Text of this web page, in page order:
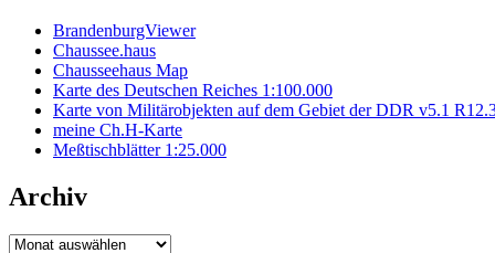
BrandenburgViewer
Chaussee.haus
Chausseehaus Map
Karte des Deutschen Reiches 1:100.000
Karte von Militärobjekten auf dem Gebiet der DDR v5.1
meine Ch.H-Karte
Meßtischblätter 1:25.000
Archiv
Archiv